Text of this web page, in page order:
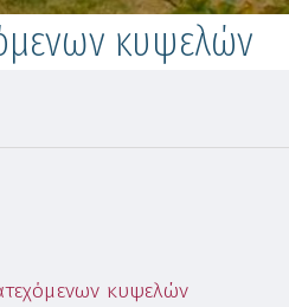
κυψελών
κυψελών